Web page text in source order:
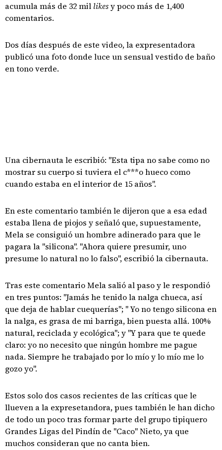
acumula más de 32 mil likesy poco más de 1,400
comentarios.
Dos días después de este video, la expresentadora
publicó una foto donde luce un sensual vestido de baño
en tono verde.
Una cibernauta le escribió: "Esta tipa no sabe como no
mostrar su cuerpo si tuviera el c***o hueco como
cuando estaba en el interior de 15 años".
En este comentario también le dijeron que a esa edad
estaba llena de piojos y señaló que, supuestamente,
Mela se consiguió un hombre adinerado para que le
pagara la "silicona". "Ahora quiere presumir, uno
presume lo natural no lo falso", escribió la cibernauta.
Tras este comentario Mela salió al paso y le respondió
en tres puntos: "Jamás he tenido la nalga chueca, así
que deja de hablar cuequerías"; " Yo no tengo silicona en
la nalga, es grasa de mi barriga, bien puesta allá. 100%
natural, reciclada y ecológica"; y "Y para que te quede
claro: yo no necesito que ningún hombre me pague
nada. Siempre he trabajado por lo mío y lo mío me lo
gozo yo".
Estos solo dos casos recientes de las críticas que le
llueven a la expresetandora, pues también le han dicho
de todo un poco tras formar parte del grupo tipiquero
Grandes Ligas del Pindín de "Caco" Nieto, ya que
muchos consideran que no canta bien.